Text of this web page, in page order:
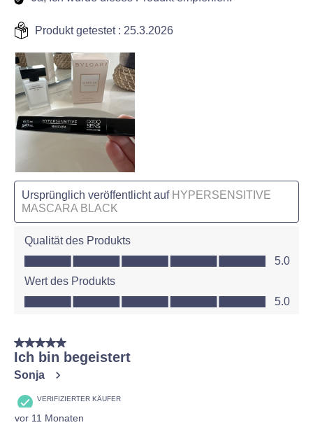
Produkt getestet : 25.3.2026
Ursprünglich veröffentlicht auf HYPERSENSITIVE
MASCARA BLACK
Qualität des Produkts
Qualität des Produkts, 5.0 von 5
5.0
Wert des Produkts
Wert des Produkts, 5.0 von 5
5.0
5 von 5 Sternen.
Ich bin begeistert
Sonja
VERIFIZIERTER KÄUFER
vor 11 Monaten